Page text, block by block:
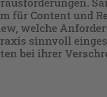
für Content und
welche
sinnvoll
bei ihrer